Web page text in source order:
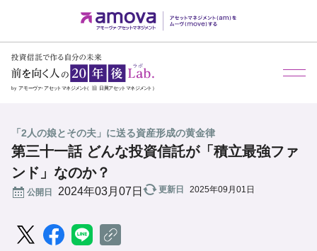
「2人の娘とその夫」に送る資産形成の黄金律
第三十一話 どんな投資信託が「積立最強ファ
ンド」なのか？
公開日 更新日 2025年09月01日